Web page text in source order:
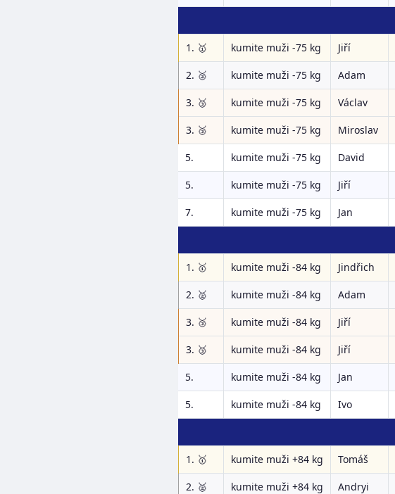
1. 🥇 kumite muži -75 kg Jiří
2. 🥈 kumite muži -75 kg Adam
3. 🥉 kumite muži -75 kg Václav
3. 🥉 kumite muži -75 kg Miroslav
5. kumite muži -75 kg David
5. kumite muži -75 kg Jiří
7. kumite muži -75 kg Jan
1. 🥇 kumite muži -84 kg Jindřich
2. 🥈 kumite muži -84 kg Adam
3. 🥉 kumite muži -84 kg Jiří
3. 🥉 kumite muži -84 kg Jiří
5. kumite muži -84 kg Jan
5. kumite muži -84 kg Ivo
1. 🥇 kumite muži +84 kg Tomáš
2. 🥈 kumite muži +84 kg Andryi